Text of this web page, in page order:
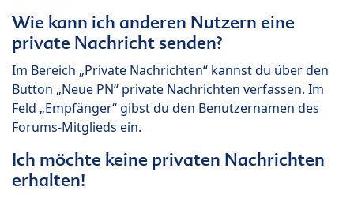
Wie kann ich anderen Nutzern eine
private Nachricht senden?
Im Bereich „Private Nachrichten“ kannst du über den
Button „Neue PN“ private Nachrichten verfassen. Im
Feld „Empfänger“ gibst du den Benutzernamen des
Forums-Mitglieds ein.
Ich möchte keine privaten Nachrichten
erhalten!